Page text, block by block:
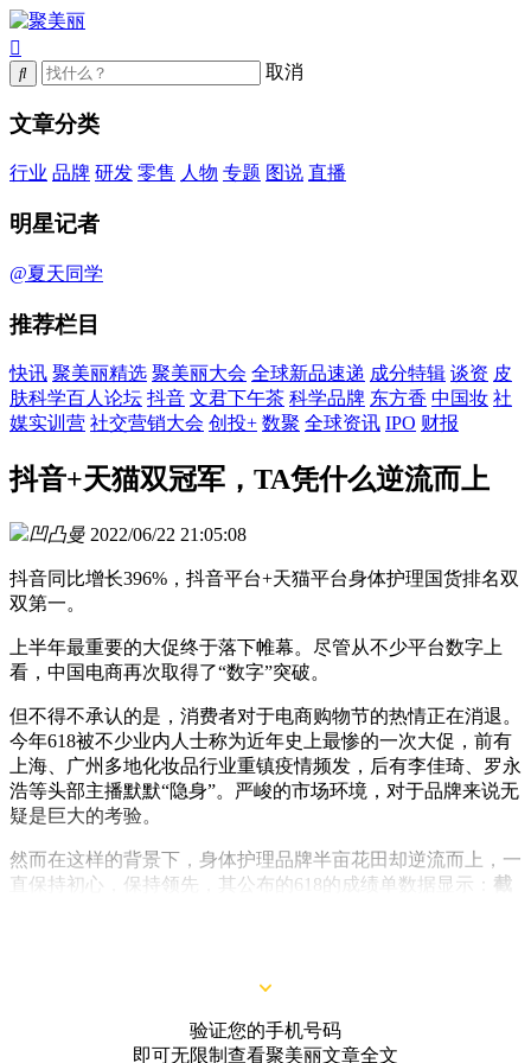
取消
文章分类
行业 品牌 研发 零售 人物 专题 图说 直播
明星记者
@夏天同学
推荐栏目
快讯 聚美丽精选 聚美丽大会 全球新品速递 成分特辑 谈资 皮
肤科学百人论坛 抖音 文君下午茶 科学品牌 东方香 中国妆 社
媒实训营 社交营销大会 创投+ 数聚 全球资讯 IPO 财报
抖音+天猫双冠军，TA凭什么逆流而上
凹凸曼 2022/06/22 21:05:08
抖音同比增长396%，抖音平台+天猫平台身体护理国货排名双
双第一。
上半年最重要的大促终于落下帷幕。尽管从不少平台数字上
看，中国电商再次取得了“数字”突破。
但不得不承认的是，消费者对于电商购物节的热情正在消退。
今年618被不少业内人士称为近年史上最惨的一次大促，前有
上海、广州多地化妆品行业重镇疫情频发，后有李佳琦、罗永
浩等头部主播默默“隐身”。严峻的市场环境，对于品牌来说无
疑是巨大的考验。
然而在这样的背景下，身体护理品牌半亩花田却逆流而上，一
直保持初心，保持领先，其公布的618的成绩单数据显示： 截
验证您的手机号码
即可无限制查看聚美丽文章全文